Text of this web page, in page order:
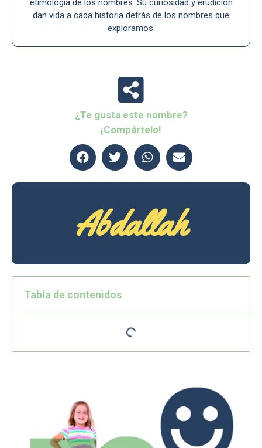
etimología de los nombres. Su curiosidad y erudición
dan vida a cada historia detrás de los nombres que
exploramos.
¿Te gusta este nombre?
¡Compártelo!
Abdallah
Tabla de contenidos